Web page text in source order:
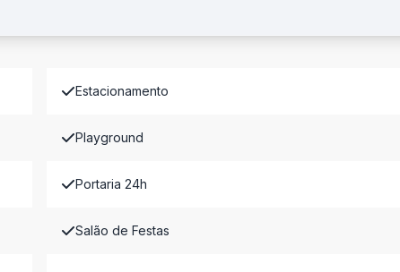
Estacionamento
Playground
Portaria 24h
Salão de Festas